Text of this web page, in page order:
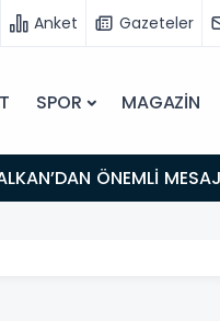
Anket Gazeteler
SPOR MAGAZİN
ÖNEMLİ